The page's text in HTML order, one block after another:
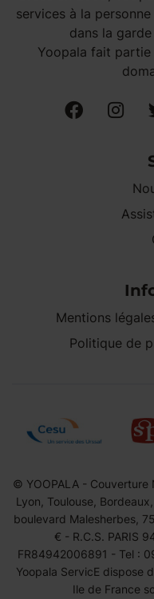
services à la
dans la
Yoopala fait partie
Mentions
Politique de
© YOOPALA - Couverture
Lyon, Toulouse,
boulevard Malesherbes,
€ - R.C.S. PARIS
FR84942006891 - Tel :
Yoopala ServicE dispose
Ile de France